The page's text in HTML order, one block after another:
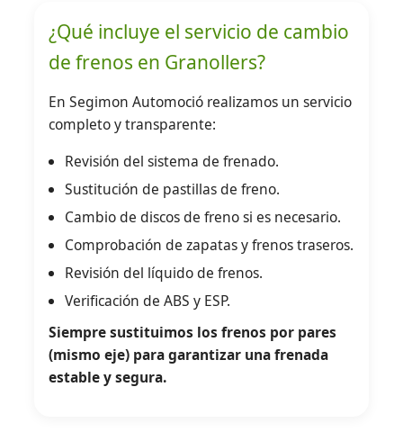
¿Qué incluye el servicio de cambio
de frenos en Granollers?
En Segimon Automoció realizamos un servicio
completo y transparente:
Revisión del sistema de frenado.
Sustitución de pastillas de freno.
Cambio de discos de freno si es necesario.
Comprobación de zapatas y frenos traseros.
Revisión del líquido de frenos.
Verificación de ABS y ESP.
Siempre sustituimos los frenos por pares
(mismo eje) para garantizar una frenada
estable y segura.